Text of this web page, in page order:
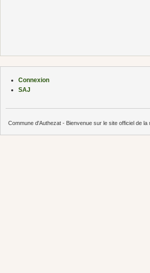
Connexion
SAJ
Commune d'Authezat - Bienvenue sur le site officiel de